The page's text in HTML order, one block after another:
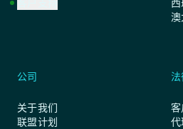
澳
公司
关于我们
联盟计划